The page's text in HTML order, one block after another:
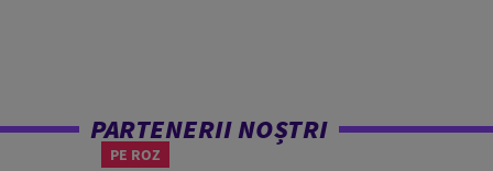
PARTENERII NOȘTRI
PE ROZ